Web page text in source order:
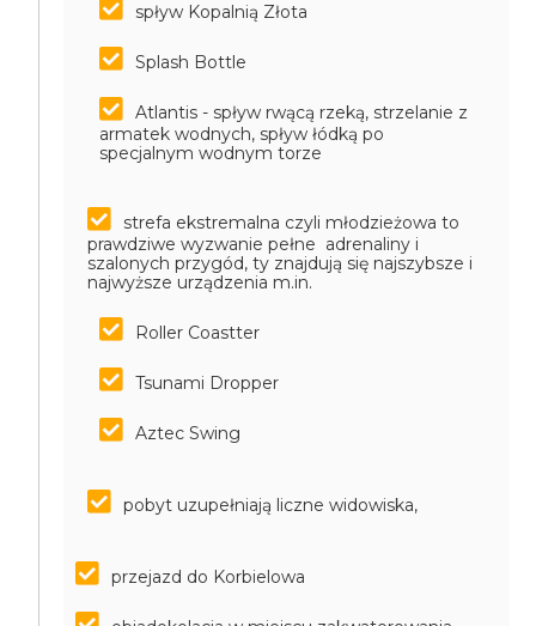
spływ Kopalnią Złota
Splash Bottle
Atlantis - spływ rwącą rzeką, strzelanie z
armatek wodnych, spływ łódką po
specjalnym wodnym torze
strefa ekstremalna czyli młodzieżowa to
prawdziwe wyzwanie pełne adrenaliny i
szalonych przygód, ty znajdują się najszybsze i
najwyższe urządzenia m.in.
Roller Coastter
Tsunami Dropper
Aztec Swing
pobyt uzupełniają liczne widowiska,
przejazd do Korbielowa